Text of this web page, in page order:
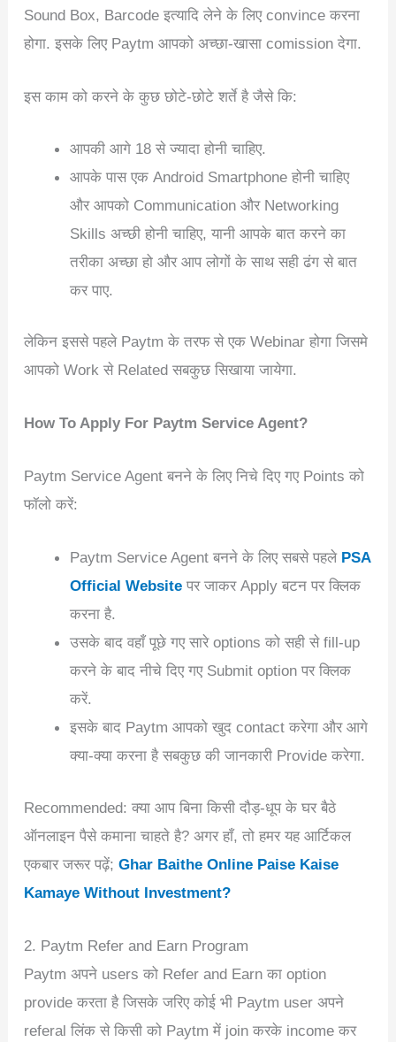
Sound Box, Barcode इत्यादि लेने के लिए convince करना
होगा. इसके लिए Paytm आपको अच्छा-खासा comission देगा.
इस काम को करने के कुछ छोटे-छोटे शर्ते है जैसे कि:
आपकी आगे 18 से ज्यादा होनी चाहिए.
आपके पास एक Android Smartphone होनी चाहिए
और आपको Communication और Networking
Skills अच्छी होनी चाहिए, यानी आपके बात करने का
तरीका अच्छा हो और आप लोगों के साथ सही ढंग से बात
कर पाए.
लेकिन इससे पहले Paytm के तरफ से एक Webinar होगा जिसमे
आपको Work से Related सबकुछ सिखाया जायेगा.
How To Apply For Paytm Service Agent?
Paytm Service Agent बनने के लिए निचे दिए गए Points को
फॉलो करें:
Paytm Service Agent बनने के लिए सबसे पहले PSA
Official Websiteपर जाकर Apply बटन पर क्लिक
करना है.
उसके बाद वहाँ पूछे गए सारे options को सही से fill-up
करने के बाद नीचे दिए गए Submit option पर क्लिक
करें.
इसके बाद Paytm आपको खुद contact करेगा और आगे
क्या-क्या करना है सबकुछ की जानकारी Provide करेगा.
Recommended: क्या आप बिना किसी दौड़-धूप के घर बैठे
ऑनलाइन पैसे कमाना चाहते है? अगर हाँ, तो हमर यह आर्टिकल
एकबार जरूर पढ़ें; Ghar Baithe Online Paise Kaise
Kamaye Without Investment?
2. Paytm Refer and Earn Program
Paytm अपने users को Refer and Earn का option
provide करता है जिसके जरिए कोई भी Paytm user अपने
referal लिंक से किसी को Paytm में join करके income कर